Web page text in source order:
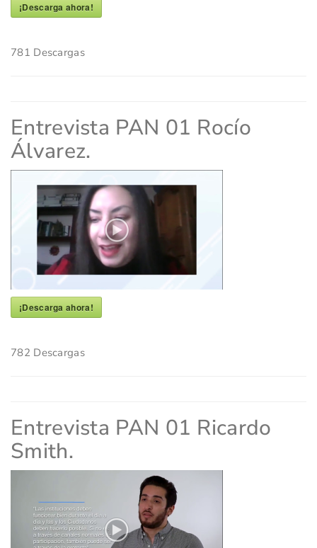
¡Descarga ahora!
781 Descargas
Entrevista PAN 01 Rocío
Álvarez.
¡Descarga ahora!
782 Descargas
Entrevista PAN 01 Ricardo
Smith.